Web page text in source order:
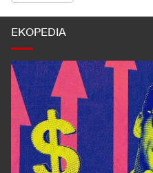
EKOPEDIA